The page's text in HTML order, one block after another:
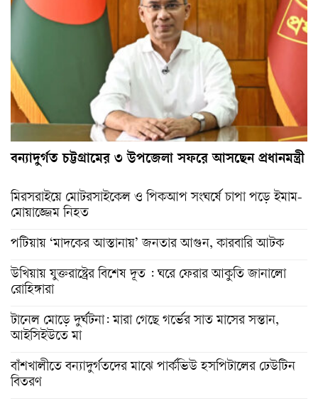
বন্যাদুর্গত চট্টগ্রামের ৩ উপজেলা সফরে আসছেন প্রধানমন্ত্রী
মিরসরাইয়ে মোটরসাইকেল ও পিকআপ সংঘর্ষে চাপা পড়ে ইমাম-
মোয়াজ্জেম নিহত
পটিয়ায় ‘মাদকের আস্তানায়’ জনতার আগুন, কারবারি আটক
উখিয়ায় যুক্তরাষ্ট্রের বিশেষ দূত : ঘরে ফেরার আকুতি জানালো
রোহিঙ্গারা
টানেল মোড়ে দুর্ঘটনা: মারা গেছে গর্ভের সাত মাসের সন্তান,
আইসিইউতে মা
বাঁশখালীতে বন্যাদুর্গতদের মাঝে পার্কভিউ হসপিটালের ঢেউটিন
বিতরণ